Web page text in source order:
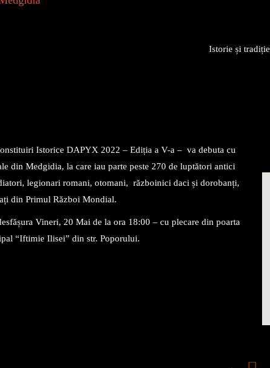
Istorie și tradiție
Istorice DAPYX 2022 – Ediția a V-a – va debuta cu
din Medgidia, la care iau parte peste 270 de luptători antici
legionari romani, otomani, războinici daci și dorobanți,
din Primul Război Mondial.
Vineri, 20 Mai de la ora 18:00 – cu plecare din poarta
“Iftimie Ilisei” din str. Poporului.